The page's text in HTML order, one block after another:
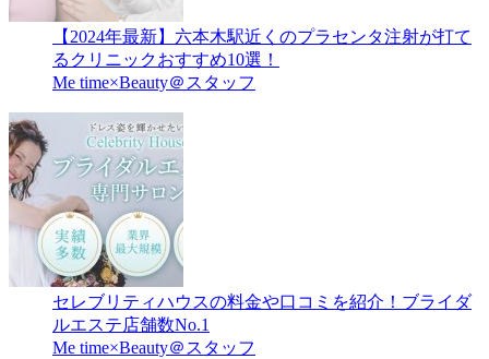
【2024年最新】六本木駅近くのプラセンタ注射が打て
るクリニックおすすめ10選！
Me time×Beauty＠スタッフ
セレブリティハウスの料金や口コミを紹介！ブライダ
ルエステ店舗数No.1
Me time×Beauty＠スタッフ